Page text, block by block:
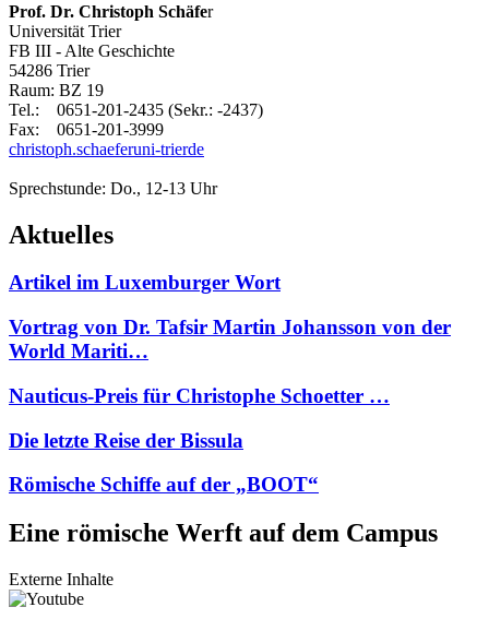
Prof. Dr. Christoph Schäfer
Universität Trier
FB III - Alte Geschichte
54286 Trier
Raum: BZ 19
Tel.: 0651-201-2435 (Sekr.: -2437)
Fax: 0651-201-3999
christoph.schaeferuni-trierde
Sprechstunde: Do., 12-13 Uhr
Aktuelles
Artikel im Luxemburger Wort
Vortrag von Dr. Tafsir Martin Johansson von der
World Mariti…
Nauticus-Preis für Christophe Schoetter …
Die letzte Reise der Bissula
Römische Schiffe auf der „BOOT“
Eine römische Werft auf dem Campus
Externe Inhalte